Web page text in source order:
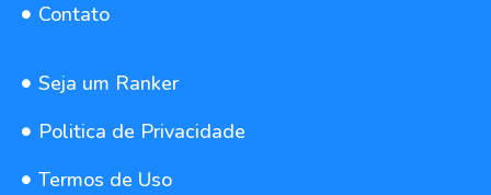
Contato
Seja um Ranker
Politica de Privacidade
Termos de Uso